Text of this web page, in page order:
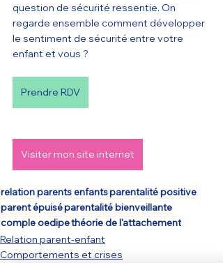
question de sécurité ressentie. On
regarde ensemble comment développer
le sentiment de sécurité entre votre
enfant et vous ?
Prendre RDV
Visiter mon site internet
relation parents enfantsparentalité positive
parent épuiséparentalité bienveillante
comple oedipethéorie de l'attachement
Relation parent-enfant
Comportements et crises